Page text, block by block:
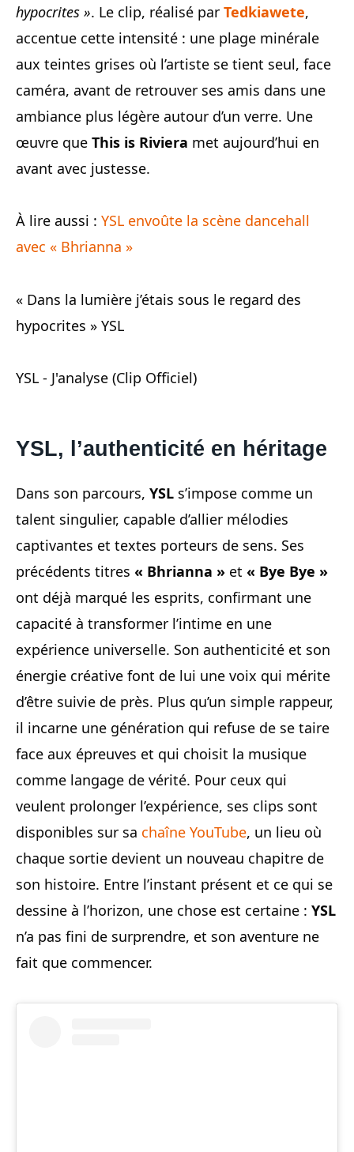
hypocrites ». Le clip, réalisé par Tedkiawete,
accentue cette intensité : une plage minérale
aux teintes grises où l’artiste se tient seul, face
caméra, avant de retrouver ses amis dans une
ambiance plus légère autour d’un verre. Une
œuvre que This is Riviera met aujourd’hui en
avant avec justesse.
À lire aussi : YSL envoûte la scène dancehall
avec « Bhrianna »
« Dans la lumière j’étais sous le regard des
hypocrites » YSL
YSL - J'analyse (Clip Officiel)
YSL, l’authenticité en héritage
Dans son parcours, YSL s’impose comme un
talent singulier, capable d’allier mélodies
captivantes et textes porteurs de sens. Ses
précédents titres « Bhrianna » et « Bye Bye »
ont déjà marqué les esprits, confirmant une
capacité à transformer l’intime en une
expérience universelle. Son authenticité et son
énergie créative font de lui une voix qui mérite
d’être suivie de près. Plus qu’un simple rappeur,
il incarne une génération qui refuse de se taire
face aux épreuves et qui choisit la musique
comme langage de vérité. Pour ceux qui
veulent prolonger l’expérience, ses clips sont
disponibles sur sa chaîne YouTube, un lieu où
chaque sortie devient un nouveau chapitre de
son histoire. Entre l’instant présent et ce qui se
dessine à l’horizon, une chose est certaine : YSL
n’a pas fini de surprendre, et son aventure ne
fait que commencer.